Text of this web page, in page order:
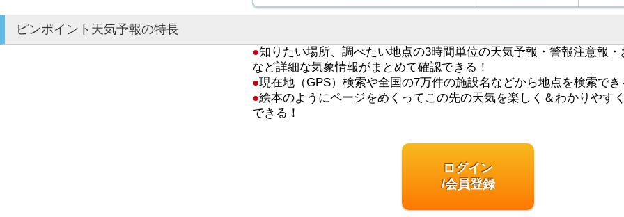
ピンポイント天気予報の特長
●知りたい場所、調べたい地点の3時間単位の天気予報・警報注意報・
など詳細な気象情報がまとめて確認できる！
●現在地（GPS）検索や全国の7万件の施設名などから地点を検索でき
●絵本のようにページをめくってこの先の天気を楽しく＆わかりやす
できる！
ログイン
/会員登録